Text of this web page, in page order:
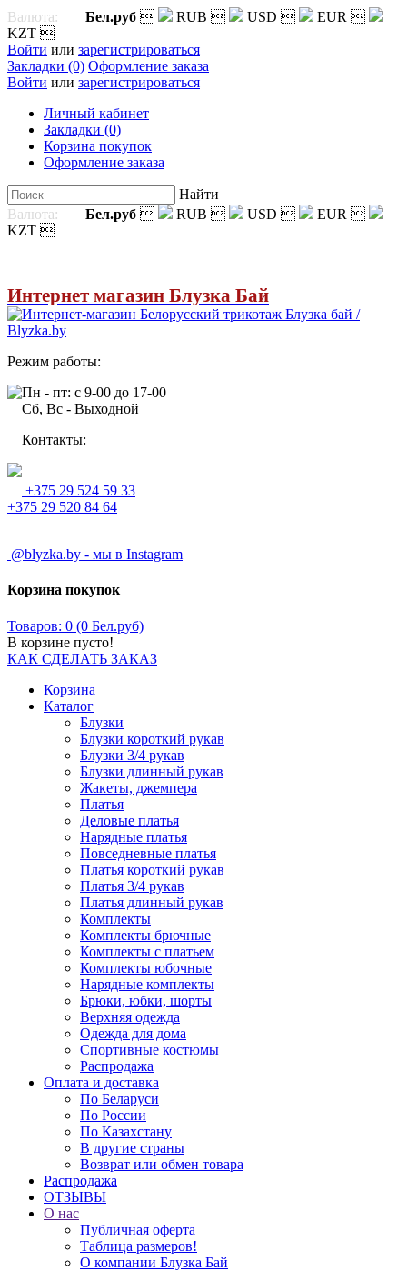
Валюта: Бел.руб  RUB  USD  EUR 
KZT 
Войти или зарегистрироваться
Закладки (0) Оформление заказа
Войти или зарегистрироваться
Личный кабинет
Закладки (0)
Корзина покупок
Оформление заказа
Найти
Валюта:
Бел.руб  RUB  USD  EUR 
KZT 
Интернет магазин Блузка Бай
Режим работы:
Пн - пт: с 9-00 до 17-00
Сб, Вс - Выходной
Контакты:
+375 29 524 59 33
+375 29 520 84 64
@blyzka.by - мы в Instagram
Корзина покупок
Товаров: 0 (0 Бел.руб)
В корзине пусто!
КАК СДЕЛАТЬ ЗАКАЗ
Корзина
Каталог
Блузки
Блузки короткий рукав
Блузки 3/4 рукав
Блузки длинный рукав
Жакеты, джемпера
Платья
Деловые платья
Нарядные платья
Повседневные платья
Платья короткий рукав
Платья 3/4 рукав
Платья длинный рукав
Комплекты
Комплекты брючные
Комплекты с платьем
Комплекты юбочные
Нарядные комплекты
Брюки, юбки, шорты
Верхняя одежда
Одежда для дома
Спортивные костюмы
Распродажа
Оплата и доставка
По Беларуси
По России
По Казахстану
В другие страны
Возврат или обмен товара
Распродажа
ОТЗЫВЫ
О нас
Публичная оферта
Таблица размеров!
О компании Блузка Бай